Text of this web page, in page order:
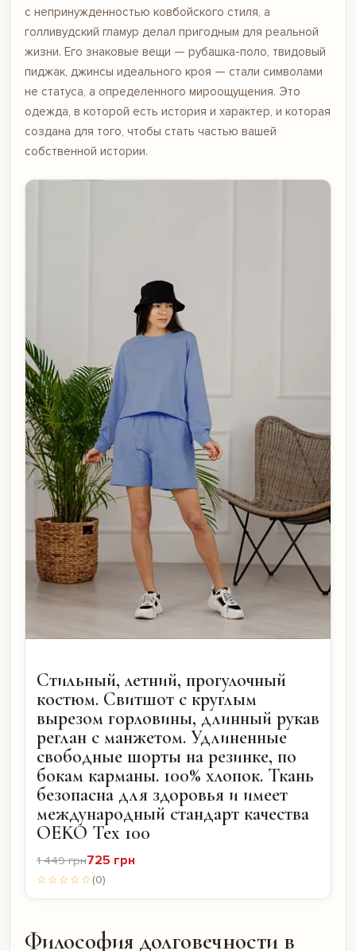
с непринужденностью ковбойского стиля, а
голливудский гламур делал пригодным для реальной
жизни. Его знаковые вещи — рубашка-поло, твидовый
пиджак, джинсы идеального кроя — стали символами
не статуса, а определенного мироощущения. Это
одежда, в которой есть история и характер, и которая
создана для того, чтобы стать частью вашей
собственной истории.
Стильный, летний, прогулочный
костюм. Свитшот с круглым
вырезом горловины, длинный рукав
реглан с манжетом. Удлиненные
свободные шорты на резинке, по
бокам карманы. 100% хлопок. Ткань
безопасна для здоровья и имеет
международный стандарт качества
OEKO Tex 100
1 449 грн725 грн
☆☆☆☆☆(0)
Философия долговечности в